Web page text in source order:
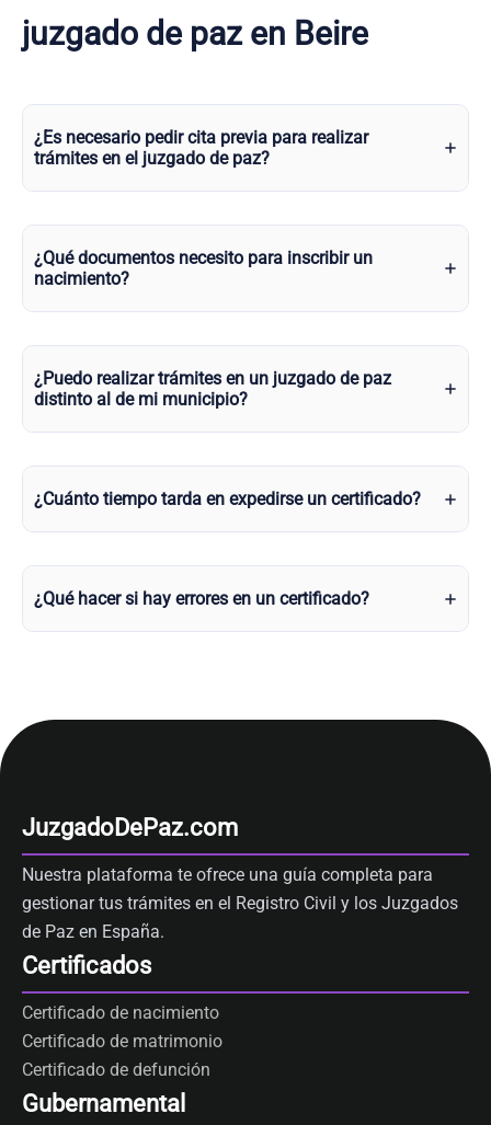
juzgado de paz en Beire
¿Es necesario pedir cita previa para realizar
trámites en el juzgado de paz?
¿Qué documentos necesito para inscribir un
nacimiento?
¿Puedo realizar trámites en un juzgado de paz
distinto al de mi municipio?
¿Cuánto tiempo tarda en expedirse un certificado?
¿Qué hacer si hay errores en un certificado?
JuzgadoDePaz.com
Nuestra plataforma te ofrece una guía completa para
gestionar tus trámites en el Registro Civil y los Juzgados
de Paz en España.
Certificados
Certificado de nacimiento
Certificado de matrimonio
Certificado de defunción
Gubernamental